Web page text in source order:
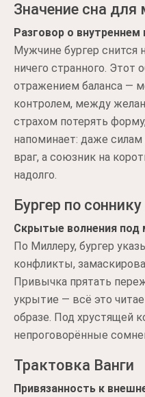
Значение сна
Разговор о
Мужчине бургер снится
ничего странного. Этот
отражением баланса —
контролем, между
страхом потерять
напоминает: даже
враг, а союзник на
надолго.
Бургер по
Скрытые волнения под
По Миллеру, бургер
конфликты,
Привычка прятать
укрытие — всё это
образе. Под хрустящей
непроговорённые
Трактовка Ванги
Привязанность к